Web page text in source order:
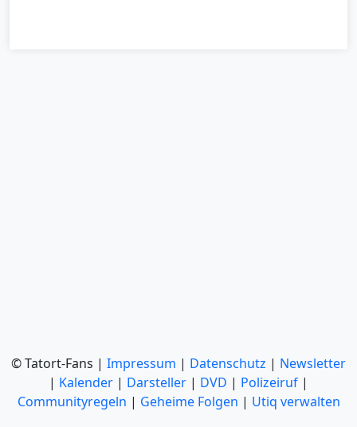
© Tatort-Fans | Impressum | Datenschutz | Newsletter
| Kalender | Darsteller | DVD | Polizeiruf |
Communityregeln | Geheime Folgen | Utiq verwalten